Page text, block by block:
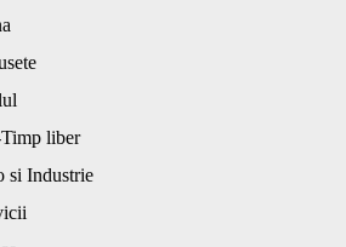
liber
si Industrie